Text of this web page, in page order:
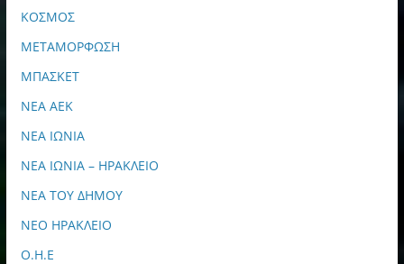
ΚΟΣΜΟΣ
ΜΕΤΑΜΟΡΦΩΣΗ
ΜΠΑΣΚΕΤ
ΝΕΑ ΑΕΚ
ΝΕΑ ΙΩΝΙΑ
ΝΕΑ ΙΩΝΙΑ – ΗΡΑΚΛΕΙΟ
ΝΕΑ ΤΟΥ ΔΗΜΟΥ
ΝΕΟ ΗΡΑΚΛΕΙΟ
Ο.Η.Ε